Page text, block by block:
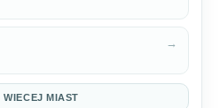
→
WIECEJ MIAST